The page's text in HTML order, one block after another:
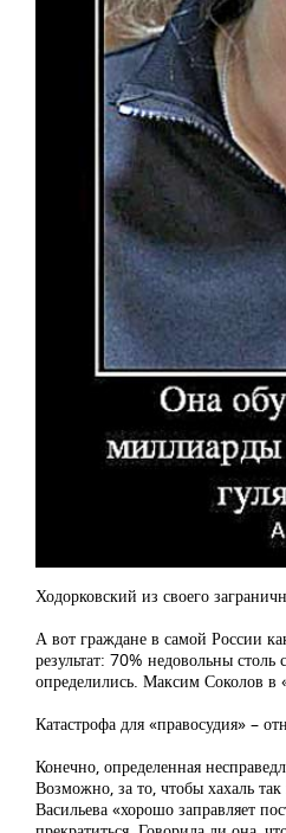
Ходорковский из своего
А вот граждане в самой России
результат: 70% недовольны
определились. Максим Соколов
Катастрофа для «правосудия» –
Конечно, определенная
Возможно, за то, чтобы хахаль
Васильева «хорошо заправляет